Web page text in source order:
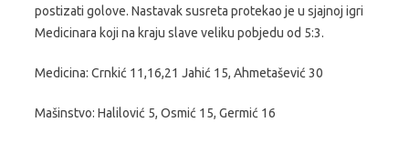
postizati golove. Nastavak susreta protekao je u sjajnoj igri
Medicinara koji na kraju slave veliku pobjedu od 5:3.
Medicina: Crnkić 11,16,21 Jahić 15, Ahmetašević 30
Mašinstvo: Halilović 5, Osmić 15, Germić 16